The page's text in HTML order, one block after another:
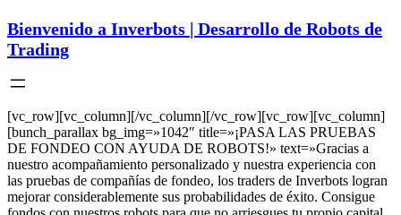
Bienvenido a Inverbots | Desarrollo de Robots de
Trading
[vc_row][vc_column][/vc_column][/vc_row][vc_row][vc_column]
[bunch_parallax bg_img=»1042″ title=»¡PASA LAS PRUEBAS
DE FONDEO CON AYUDA DE ROBOTS!» text=»Gracias a
nuestro acompañamiento personalizado y nuestra experiencia con
las pruebas de compañías de fondeo, los traders de Inverbots logran
mejorar considerablemente sus probabilidades de éxito. Consigue